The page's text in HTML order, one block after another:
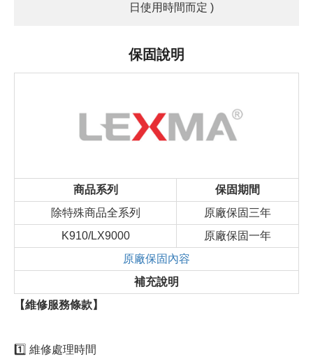
日使用時間而定 )
保固說明
商品系列
保固期間
除特殊商品全系列
原廠保固三年
K910/LX9000
原廠保固一年
原廠保固內容
補充說明
【維修服務條款】
1️⃣ 維修處理時間